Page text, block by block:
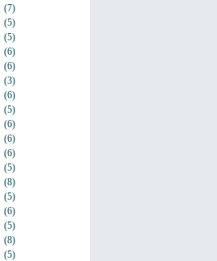
(7)
(5)
(5)
(6)
(6)
(3)
(6)
(5)
(6)
(6)
(6)
(5)
(8)
(5)
(6)
(5)
(8)
(5)